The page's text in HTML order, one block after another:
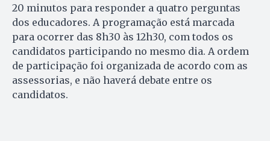
20 minutos para responder a quatro perguntas
dos educadores. A programação está marcada
para ocorrer das 8h30 às 12h30, com todos os
candidatos participando no mesmo dia. A ordem
de participação foi organizada de acordo com as
assessorias, e não haverá debate entre os
candidatos.